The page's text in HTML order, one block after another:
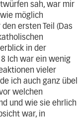
sah, war mir
möglich
ersten Teil (Das
in der
Ich war ein wenig
vieler
ich auch ganz übel
welchen
und wie sie ehrlich
war, in